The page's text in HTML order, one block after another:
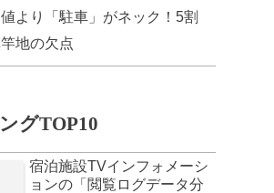
より「駐車」がネック！5割
地の欠点
グTOP10
宿泊施設TVインフォメーシ
ョンの「閲覧ログデータ分